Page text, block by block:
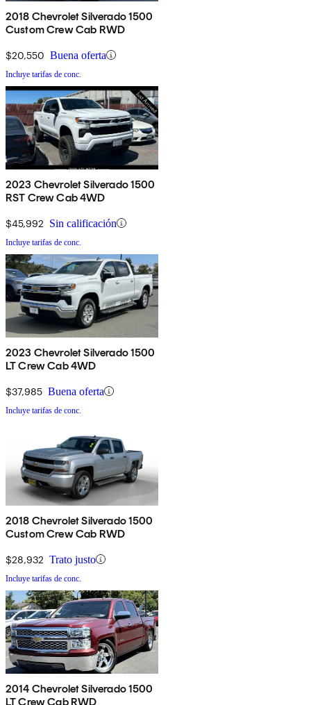
2018 Chevrolet Silverado 1500
Custom Crew Cab RWD
$20,550 Buena oferta
Incluye tarifas de conc.
2023 Chevrolet Silverado 1500
RST Crew Cab 4WD
$45,992 Sin calificación
Incluye tarifas de conc.
2023 Chevrolet Silverado 1500
LT Crew Cab 4WD
$37,985 Buena oferta
Incluye tarifas de conc.
2018 Chevrolet Silverado 1500
Custom Crew Cab RWD
$28,932 Trato justo
Incluye tarifas de conc.
2014 Chevrolet Silverado 1500
LT Crew Cab RWD